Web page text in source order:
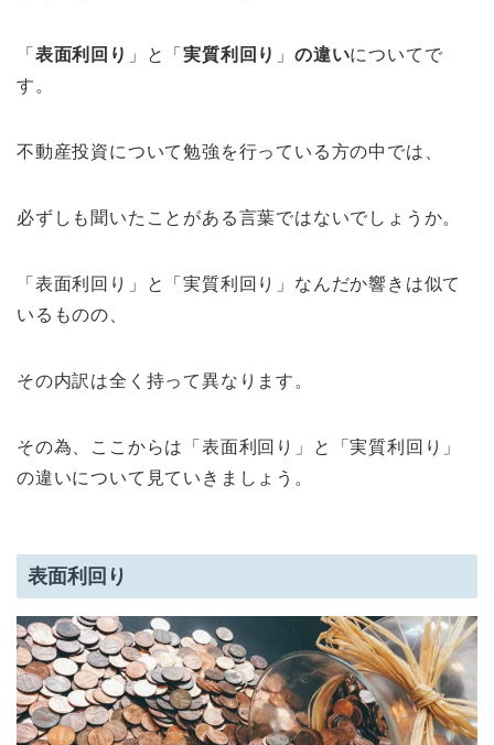
「 表面利回り 」と「実質利回り 」の違いについてで
す。
不動産投資について勉強を行っている方の中では、
必ずしも聞いたことがある言葉ではないでしょうか。
「表面利回り」と「実質利回り」なんだか響きは似て
いるものの、
その内訳は全く持って異なります。
その為、ここからは「表面利回り」と「実質利回り」
の違いについて見ていきましょう。
表面利回り